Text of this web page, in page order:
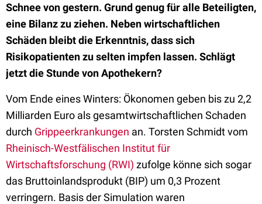
Schnee von gestern. Grund genug für alle Beteiligten,
eine Bilanz zu ziehen. Neben wirtschaftlichen
Schäden bleibt die Erkenntnis, dass sich
Risikopatienten zu selten impfen lassen. Schlägt
jetzt die Stunde von Apothekern?
Vom Ende eines Winters: Ökonomen geben bis zu 2,2
Milliarden Euro als gesamtwirtschaftlichen Schaden
durch Grippeerkrankungen an. Torsten Schmidt vom
Rheinisch-Westfälischen Institut für
Wirtschaftsforschung (RWI) zufolge könne sich sogar
das Bruttoinlandsprodukt (BIP) um 0,3 Prozent
verringern. Basis der Simulation waren